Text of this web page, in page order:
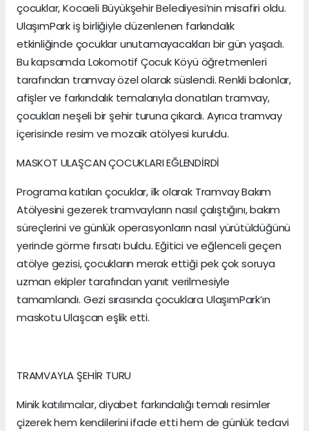
çocuklar, Kocaeli Büyükşehir Belediyesi’nin misafiri oldu.
UlaşımPark iş birliğiyle düzenlenen farkındalık
etkinliğinde çocuklar unutamayacakları bir gün yaşadı.
Bu kapsamda Lokomotif Çocuk Köyü öğretmenleri
tarafından tramvay özel olarak süslendi. Renkli balonlar,
afişler ve farkındalık temalarıyla donatılan tramvay,
çocukları neşeli bir şehir turuna çıkardı. Ayrıca tramvay
içerisinde resim ve mozaik atölyesi kuruldu.
MASKOT ULAŞCAN ÇOCUKLARI EĞLENDİRDİ
Programa katılan çocuklar, ilk olarak Tramvay Bakım
Atölyesini gezerek tramvayların nasıl çalıştığını, bakım
süreçlerini ve günlük operasyonların nasıl yürütüldüğünü
yerinde görme fırsatı buldu. Eğitici ve eğlenceli geçen
atölye gezisi, çocukların merak ettiği pek çok soruya
uzman ekipler tarafından yanıt verilmesiyle
tamamlandı. Gezi sırasında çocuklara UlaşımPark’ın
maskotu Ulaşcan eşlik etti.
TRAMVAYLA ŞEHİR TURU
Minik katılımcılar, diyabet farkındalığı temalı resimler
çizerek hem kendilerini ifade etti hem de günlük tedavi